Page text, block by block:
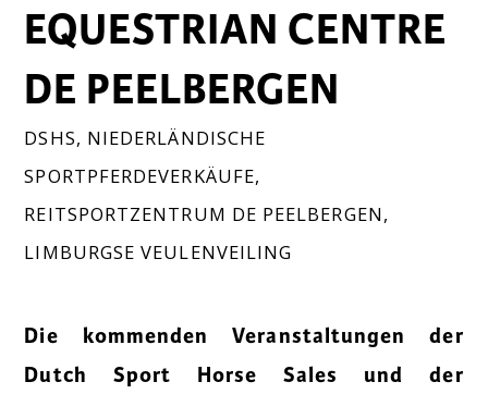
EQUESTRIAN CENTRE
DE PEELBERGEN
DSHS, NIEDERLÄNDISCHE
SPORTPFERDEVERKÄUFE,
REITSPORTZENTRUM DE PEELBERGEN,
LIMBURGSE VEULENVEILING
Die kommenden Veranstaltungen der
Dutch Sport Horse Sales und der